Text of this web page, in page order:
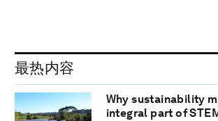
最热内容
Why sustainability
integral part of